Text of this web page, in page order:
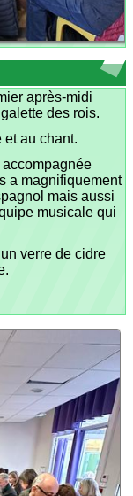
après-midi
des rois.
et au chant.
a magnifiquement
mais aussi
musicale qui
verre de cidre